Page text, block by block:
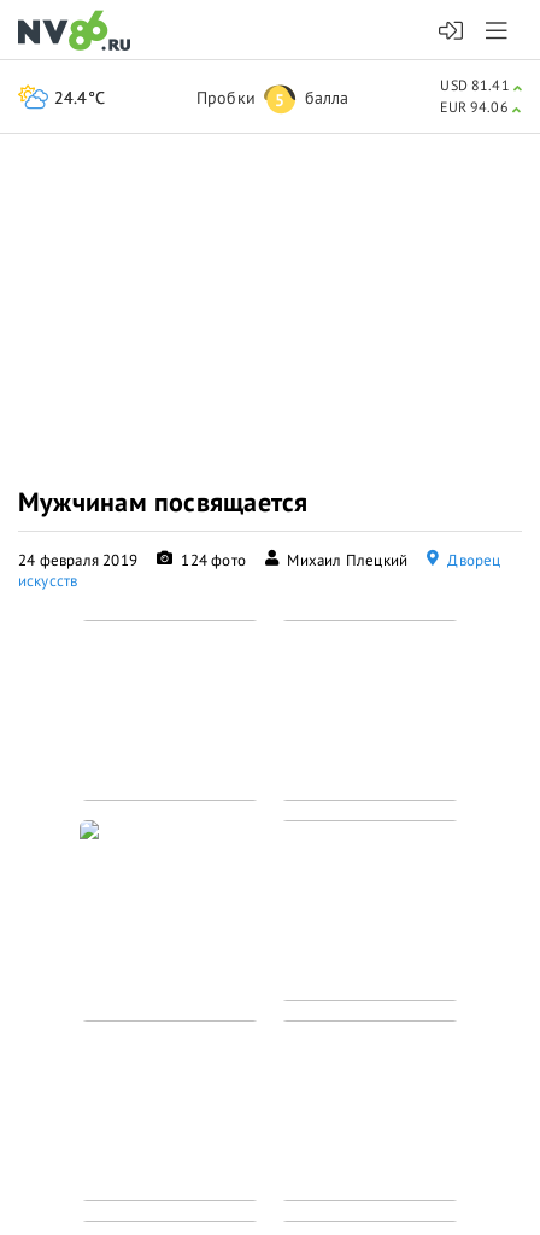
Мужчинам посвящается
24 февраля 2019 124 фото Михаил Плецкий
Дворец
искусств
24.4°C Пробки 5 балла
USD 81.41
EUR 94.06